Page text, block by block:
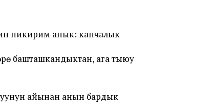
пикирим анык: канчалык
башташкандыктан, ага тыюу
айынан анын бардык